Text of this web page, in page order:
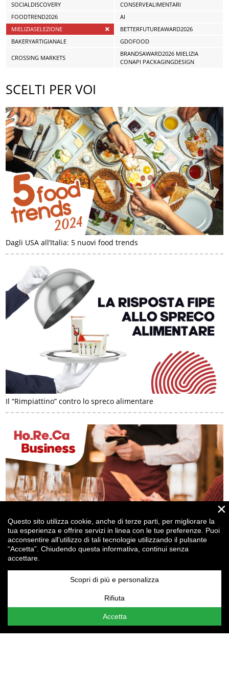
SOCIALDISCOVERY
CONSERVEALIMENTARI
FOODTREND2026
AI
MIELIZIASELEZIONE
BETTERFUTUREAWARD2026
BAKERYARTIGIANALE
GDOFOOD
CROSSING MARKETS
BRANDSAWARD2026 MIELIZIA
CONAPI PACKAGINGDESIGN
SCELTI PER VOI
Dagli USA all’Italia: 5 nuovi food trends
Il “Rimpiattino” contro lo spreco alimentare
Ristorazione, attraente per i clienti ma anche per... gli
Attenzione:le tueImpostazioni cookienon consentono la
visualizzazione del contenuto qui presente. Assicurati di
aver accettato i cookie per il "Miglioramento
×
Questo sito utilizza cookie, anche di terze parti, per migliorare la
tua esperienza e offrire servizi in linea con le tue preferenze. Puoi
acconsentire all’utilizzo di tali tecnologie utilizzando il pulsante
“Accetta”. Chiudendo questa informativa, continui senza
accettare.
Scopri di più e personalizza
Rifiuta
Accetta